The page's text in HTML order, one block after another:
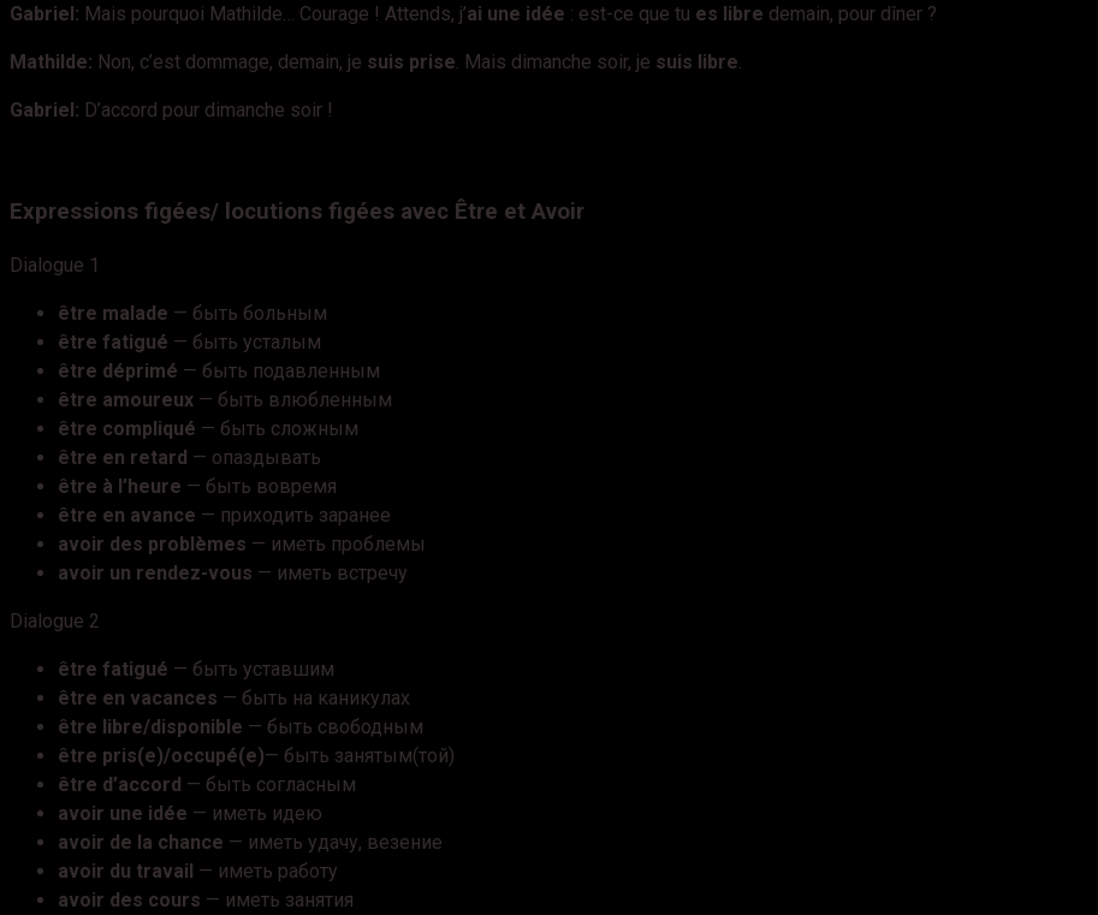
Gabriel: Mais pourquoi Mathilde… Courage ! Attends, j’ai une idée : est-ce que tu es libre demain, pour dîner ?
Mathilde: Non, c’est dommage, demain, je suis prise . Mais dimanche soir, je suis libre
Gabriel: D’accord pour dimanche soir !
Expressions figées/ locutions figées avec Être et Avoir
Dialogue 1
être malade — быть больным
être fatigué — быть усталым
être déprimé — быть подавленным
être amoureux — быть влюбленным
être compliqué — быть сложным
être en retard — опаздывать
être à l’heure — быть вовремя
être en avance — приходить заранее
avoir des problèmes — иметь проблемы
avoir un rendez-vous — иметь встречу
Dialogue 2
être fatigué — быть уставшим
être en vacances — быть на каникулах
être libre/disponible — быть свободным
être pris(e)/occupé(e)— быть занятым(той)
être d’accord — быть согласным
avoir une idée — иметь идею
avoir de la chance — иметь удачу, везение
avoir du travail — иметь работу
avoir des cours — иметь занятия